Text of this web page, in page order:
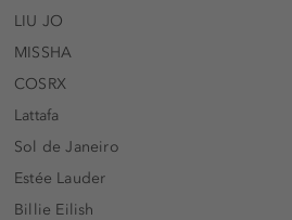
LIU JO
MISSHA
COSRX
Lattafa
Sol de Janeiro
Estée Lauder
Billie Eilish